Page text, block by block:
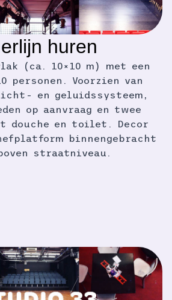
huren
(ca. 10×10 m) met een
personen. Voorzien van
en geluidssysteem,
op aanvraag en twee
douche en toilet. Decor
binnengebracht
straatniveau.